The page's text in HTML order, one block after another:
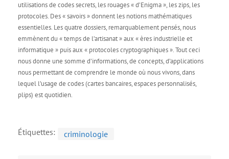
utilisations de codes secrets, les rouages « d’Enigma », les zips, les
protocoles. Des « savoirs » donnent les notions mathématiques
essentielles. Les quatre dossiers, remarquablement pensés, nous
emmènent du « temps de l’artisanat » aux « ères industrielle et
informatique » puis aux « protocoles cryptographiques ». Tout ceci
nous donne une somme d’informations, de concepts, d’applications
nous permettant de comprendre le monde où nous vivons, dans
lequel l’usage de codes (cartes bancaires, espaces personnalisés,
plips) est quotidien.
Étiquettes: criminologie